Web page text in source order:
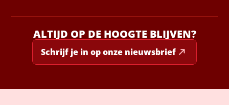
ALTIJD OP DE HOOGTE BLIJVEN?
Schrijf je in op onze nieuwsbrief